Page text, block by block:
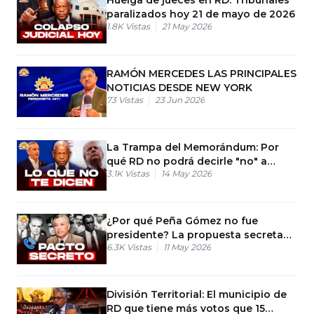
paralizados hoy 21 de mayo de 2026
1.8K Vistas 21 May 2026
RAMÓN MERCEDES LAS PRINCIPALES
NOTICIAS DESDE NEW YORK
73 Vistas 23 Jun 2026
La Trampa del Memorándum: Por
qué RD no podrá decirle "no" a
Trump
3.1K Vistas 14 May 2026
¿Por qué Peña Gómez no fue
presidente? La propuesta secreta
de Balaguer
6.3K Vistas 11 May 2026
División Territorial: El municipio de
RD que tiene más votos que 15